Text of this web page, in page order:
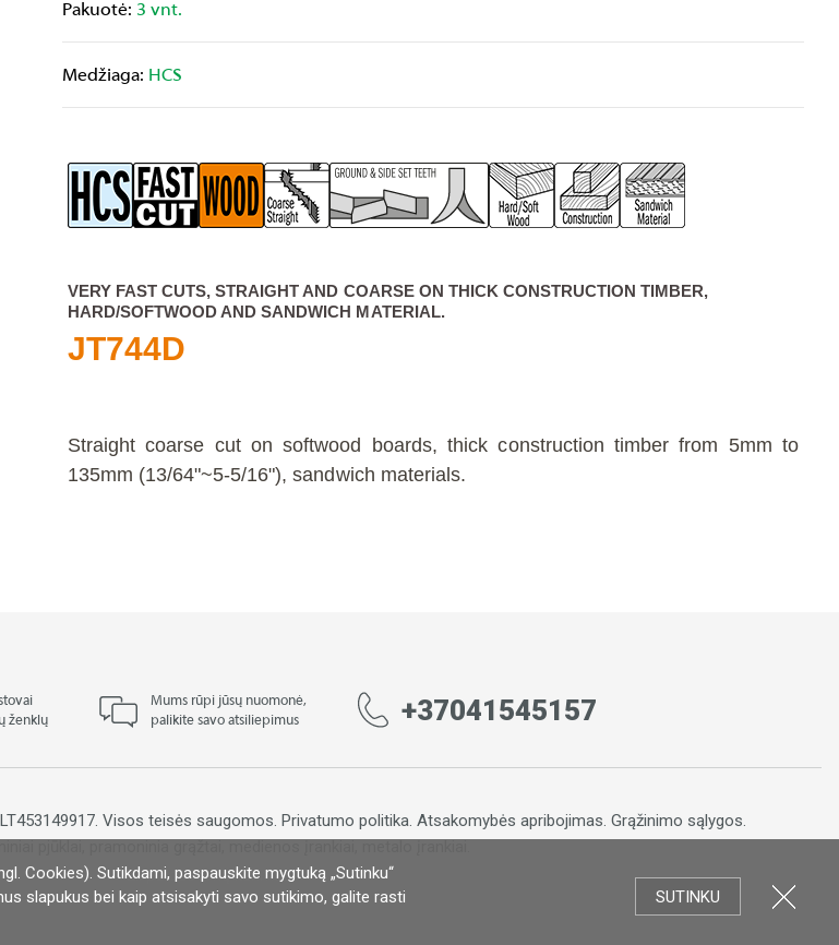
Cookies). Sutikdami, paspauskite mygtuką „Sutinku“
slapukus bei kaip atsisakyti savo sutikimo, galite rasti
SUTINKU
Pakuotė: 3 vnt.
Medžiaga: HCS
VERY FAST CUTS, STRAIGHT AND COARSE ON THICK CONSTRUCTION TIMBER,
HARD/SOFTWOOD AND SANDWICH MATERIAL.
JT744D
Straight coarse cut on softwood boards, thick construction timber from 5mm to
135mm (13/64"~5-5/16"), sandwich materials.
ženklų
Mums rūpi jūsų nuomonė,
palikite savo atsiliepimus
+37041545157
Visos teisės saugomos. Privatumo politika. Atsakomybės apribojimas. Grąžinimo sąlygos.
El. parduotuvių kūrimas: